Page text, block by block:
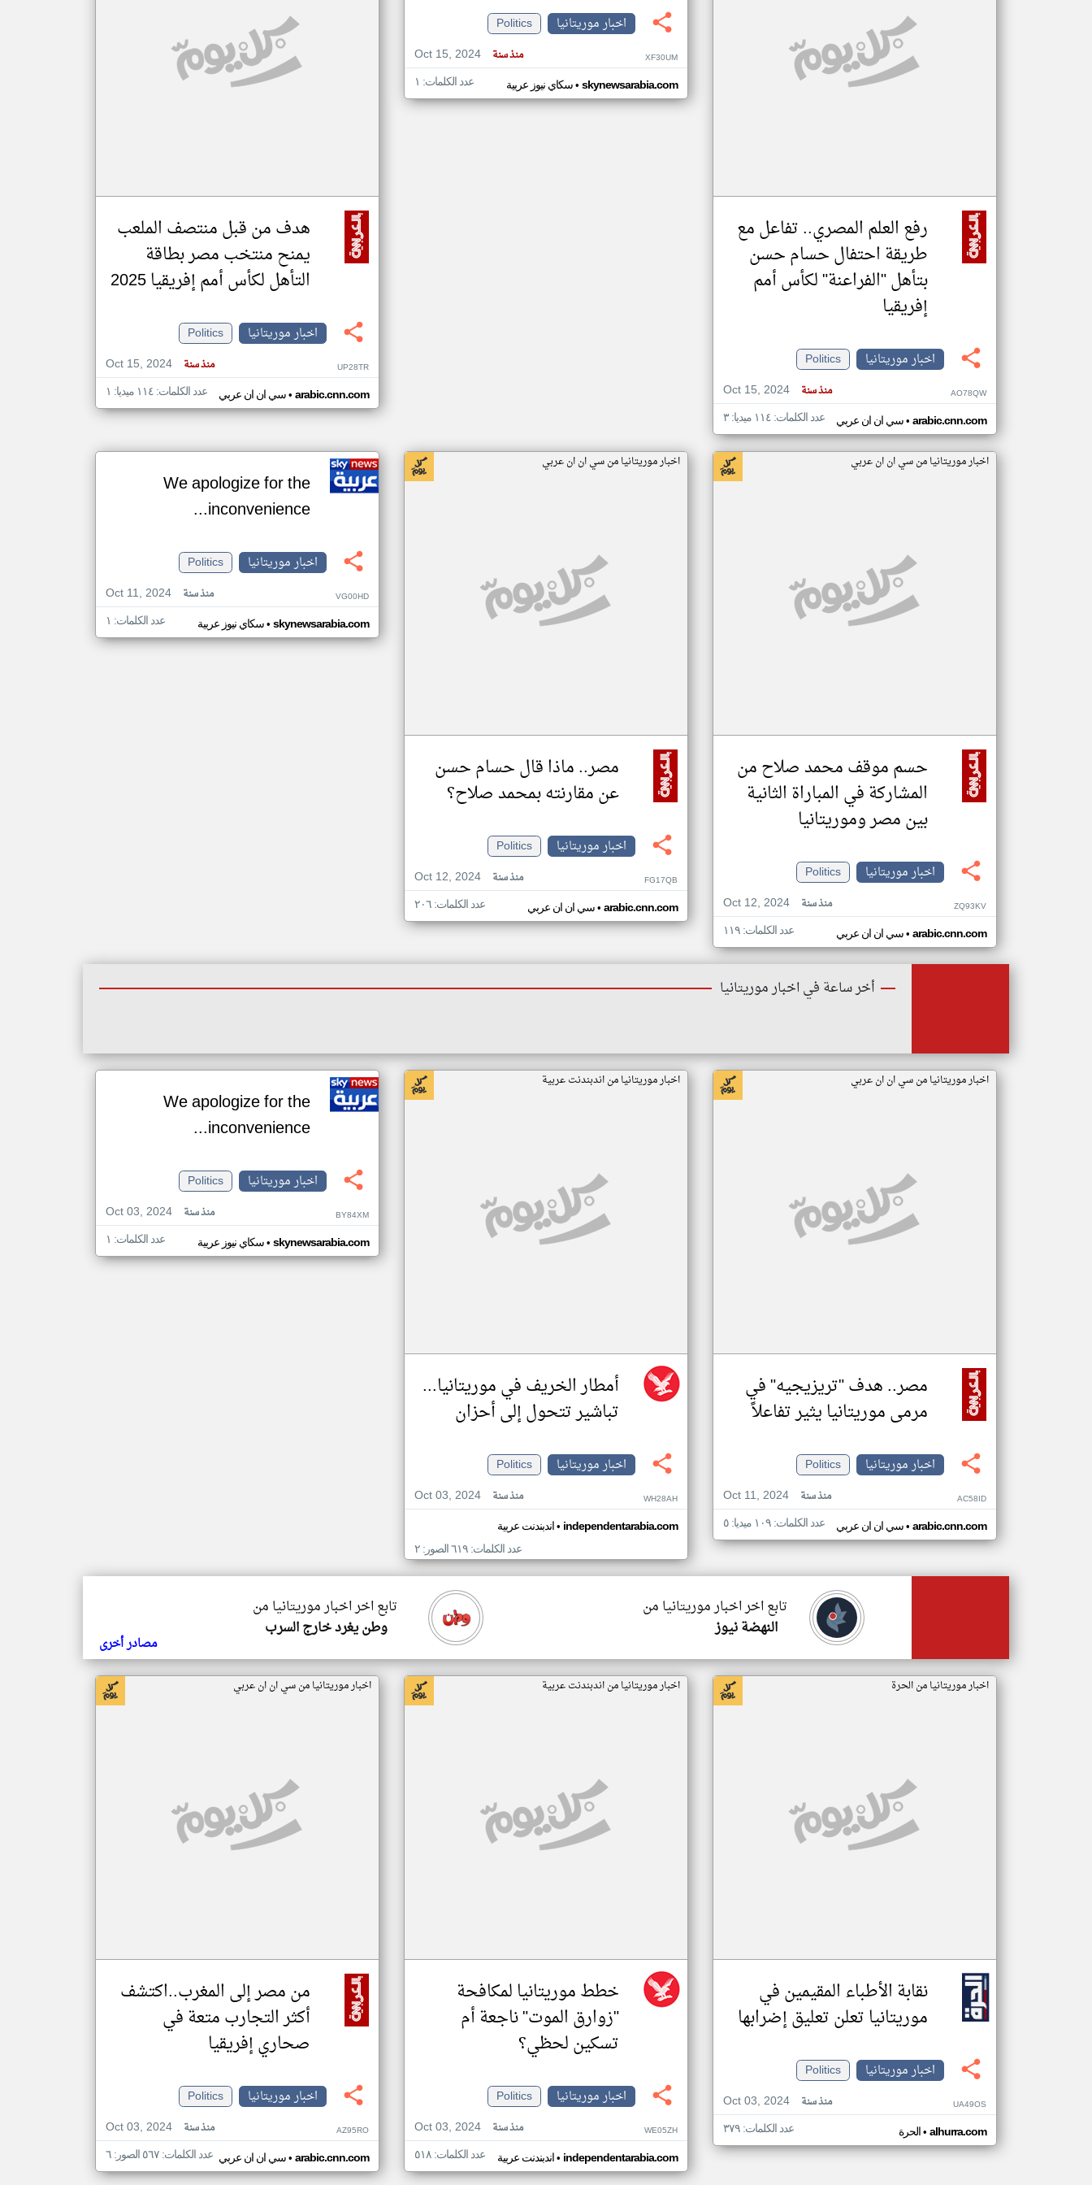
مصادر الأخبار من موريتانيا
رفع العلم المصري.. تفاعل مع
طريقة احتفال حسام حسن
بتأهل "الفراعنة" لكأس أمم
إفريقيا
اخبار موريتانيا
Politics
Oct 15, 2024
منذ سنة AO78QW
سي ان ان عربي• arabic.cnn.com عدد الكلمات: ١١٤ ميديا: ٣
اخبار موريتانيا
Politics
Oct 15, 2024
منذ سنة XF30UM
سكاي نيوز عربية• skynewsarabia.com عدد الكلمات: ١
هدف من قبل منتصف الملعب
يمنح منتخب مصر بطاقة
التأهل لكأس أمم إفريقيا 2025
اخبار موريتانيا
Politics
Oct 15, 2024
منذ سنة UP28TR
سي ان ان عربي• arabic.cnn.com عدد الكلمات: ١١٤ ميديا: ١
اخبار موريتانيا من سي ان ان عربي
حسم موقف محمد صلاح من
المشاركة في المباراة الثانية
بين مصر وموريتانيا
اخبار موريتانيا
Politics
Oct 12, 2024
منذ سنة ZQ93KV
سي ان ان عربي• arabic.cnn.com عدد الكلمات: ١١٩
اخبار موريتانيا من سي ان ان عربي
مصر.. ماذا قال حسام حسن
عن مقارنته بمحمد صلاح؟
اخبار موريتانيا
Politics
Oct 12, 2024
منذ سنة FG17QB
سي ان ان عربي• arabic.cnn.com عدد الكلمات: ٢٠٦
We apologize for the
inconvenience...
اخبار موريتانيا
Politics
Oct 11, 2024
منذ سنة VG00HD
سكاي نيوز عربية• skynewsarabia.com عدد الكلمات: ١
أخر ساعة في اخبار موريتانيا
اخبار موريتانيا من سي ان ان عربي
مصر.. هدف "تريزيجيه" في
مرمى موريتانيا يثير تفاعلاً
اخبار موريتانيا
Politics
Oct 11, 2024
منذ سنة AC58ID
سي ان ان عربي• arabic.cnn.com عدد الكلمات: ١٠٩ ميديا: ٥
اخبار موريتانيا من اندبندنت عربية
أمطار الخريف في موريتانيا...
تباشير تتحول إلى أحزان
اخبار موريتانيا
Politics
Oct 03, 2024
منذ سنة WH28AH
اندبندنت عربية• independentarabia.com
عدد الكلمات: ٦١٩ الصور: ٢
We apologize for the
inconvenience...
اخبار موريتانيا
Politics
Oct 03, 2024
منذ سنة BY84XM
سكاي نيوز عربية• skynewsarabia.com عدد الكلمات: ١
تابع اخر اخبار موريتانيا من
وطن يغرد خارج السرب
تابع اخر اخبار موريتانيا من
النهضة نيوز
مصادر أخرى
اخبار موريتانيا من الحرة
نقابة الأطباء المقيمين في
موريتانيا تعلن تعليق إضرابها
اخبار موريتانيا
Politics
Oct 03, 2024
منذ سنة UA49OS
الحرة• alhurra.com عدد الكلمات: ٣٧٩
اخبار موريتانيا من اندبندنت عربية
خطط موريتانيا لمكافحة
"زوارق الموت" ناجعة أم
تسكين لحظي؟
اخبار موريتانيا
Politics
Oct 03, 2024
منذ سنة WE05ZH
اندبندنت عربية• independentarabia.com عدد الكلمات: ٥١٨
اخبار موريتانيا من سي ان ان عربي
من مصر إلى المغرب..اكتشف
أكثر التجارب متعة في
صحاري إفريقيا
اخبار موريتانيا
Politics
Oct 03, 2024
منذ سنة AZ95RO
سي ان ان عربي• arabic.cnn.com عدد الكلمات: ٥٦٧ الصور: ٦